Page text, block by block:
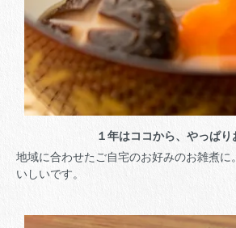
１年はココから、やっぱり
地域に合わせたご自宅のお好みのお雑煮に
いしいです。